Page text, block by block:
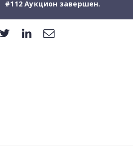
#112 Аукцион завершен.